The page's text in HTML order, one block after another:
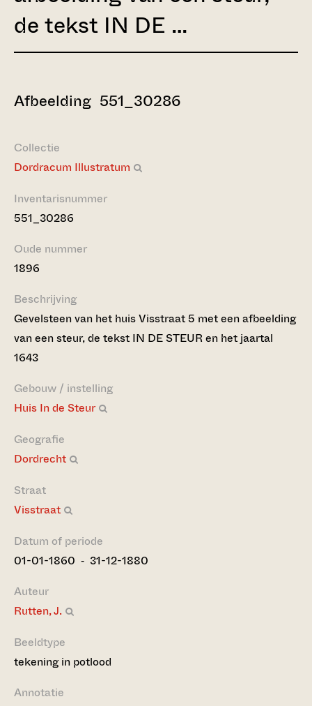
de tekst IN DE …
Afbeelding 551_30286
Collectie
Dordracum Illustratum
Inventarisnummer
551_30286
Oude nummer
1896
Beschrijving
Gevelsteen van het huis Visstraat 5 met een afbeelding
van een steur, de tekst IN DE STEUR en het jaartal
1643
Gebouw / instelling
Huis In de Steur
Geografie
Dordrecht
Straat
Visstraat
Datum of periode
01-01-1860 ‐ 31-12-1880
Auteur
Rutten, J.
Beeldtype
tekening in potlood
Annotatie